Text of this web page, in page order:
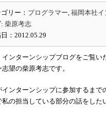
リー： プログラマー, 福岡本社イ
柴原考志
：2012.05.29
ンターンシップブログをご覧い
望の柴原考志です。
ンターンシップに参加するまで
の担当している部分の話をした